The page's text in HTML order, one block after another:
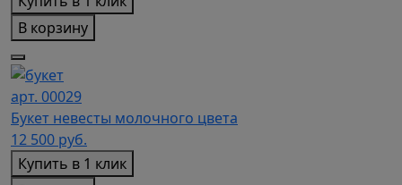
В корзину
арт. 00029
Букет невесты молочного цвета
12 500 руб.
Купить в 1 клик